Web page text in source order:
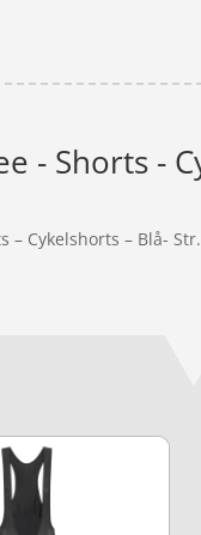
- Shorts -
Cykelshorts – Blå- Str.